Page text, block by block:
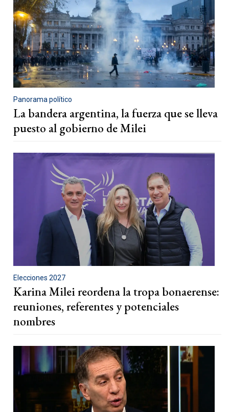
Panorama político
La bandera argentina, la fuerza que se lleva
puesto al gobierno de Milei
Elecciones 2027
Karina Milei reordena la tropa bonaerense:
reuniones, referentes y potenciales
nombres